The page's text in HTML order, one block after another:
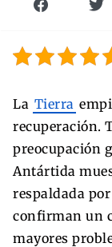
La Tierra
recuperación.
preocupación
Antártida
respaldada
confirman un
mayores